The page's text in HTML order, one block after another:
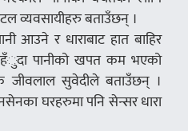
व्यवसायीहरु बताउँछन् ।
आउने र धाराबाट हात बाहिर
हँुदा पानीको खपत कम भएको
जीवलाल सुवेदीले बताउँछन् ।
घरहरुमा पनि सेन्सर धारा